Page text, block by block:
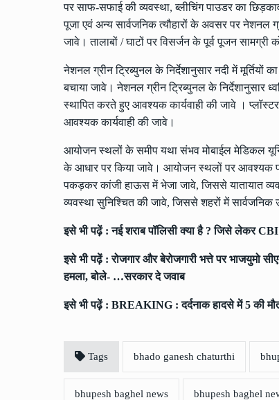
पर साफ-सफाई की व्यवस्था, ब्लीचिंग पाउडर का
पूजा एवं अन्य सार्वजनिक त्यौहारों के अवसर पर नेशनल
जावे। तालाबों / घाटों पर विसर्जन के पूर्व पूजन
नेशनल ग्रीन ट्रिब्युनल के निर्देशानुसार नदी में मूर्तियों
बचाया जावे। नेशनल ग्रीन ट्रिब्युनल के निर्देशानुसार
स्थापित करते हुए आवश्यक कार्यवाही की जावे ।
आवश्यक कार्यवाही की जावे।
आयोजन स्थलों के समीप यथा संभव मोबाईल मेडिकल
के आधार पर किया जावे। आयोजन स्थलों पर आवश्यक
पकड़कर कांजी हाऊस में भेजा जावे, जिससे यातायात
व्यवस्था सुनिश्चित की जावे, जिससे शहरों में सार्वजनिक
इसे भी पढ़ें :नई शराब पॉलिसी क्या है ? जिसे लेकर
इसे भी पढ़ें :रोजगार और बेरोजगारी भत्ते पर भाजयुमो
हमला, बोले- …सरकार दे जवाब
इसे भी पढ़ें : BREAKING : दर्दनाक हादसे में 5 की
Tags bhado ganesh chaturthi
bhupesh baghel news bhupesh baghel